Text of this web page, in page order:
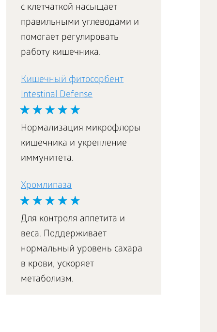
Essential Fatty Acids /
Тримегавитал
MAMA Box Грудное
с клетчаткой насыщает
правильными углеводами и
помогает регулировать
работу кишечника.
Кишечный фитосорбент
Intestinal Defense
Нормализация микрофлоры
кишечника и укрепление
иммунитета.
Хромлипаза
Для контроля аппетита и
веса. Поддерживает
нормальный уровень сахара
в крови, ускоряет
метаболизм.